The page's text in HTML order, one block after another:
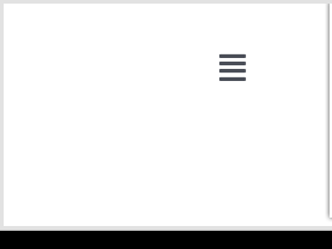
Toggle
ACTUALITÉS